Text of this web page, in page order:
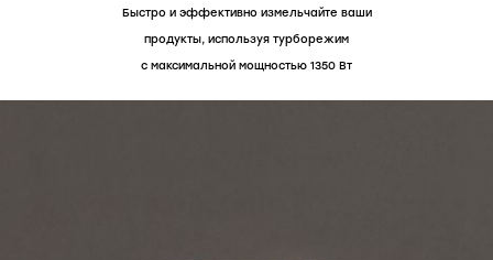
Быстро и эффективно измельчайте ваши
продукты, используя турборежим
с максимальной мощностью 1350 Вт